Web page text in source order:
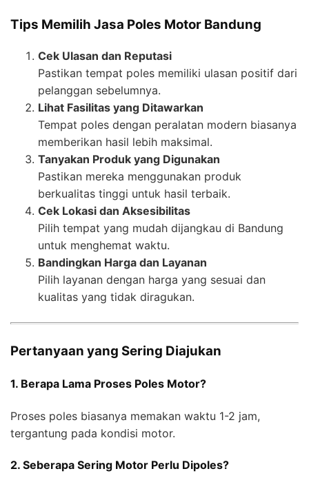
Tips Memilih Jasa Poles Motor Bandung
Cek Ulasan dan Reputasi
Pastikan tempat poles memiliki ulasan positif dari
pelanggan sebelumnya.
Lihat Fasilitas yang Ditawarkan
Tempat poles dengan peralatan modern biasanya
memberikan hasil lebih maksimal.
Tanyakan Produk yang Digunakan
Pastikan mereka menggunakan produk
berkualitas tinggi untuk hasil terbaik.
Cek Lokasi dan Aksesibilitas
Pilih tempat yang mudah dijangkau di Bandung
untuk menghemat waktu.
Bandingkan Harga dan Layanan
Pilih layanan dengan harga yang sesuai dan
kualitas yang tidak diragukan.
Pertanyaan yang Sering Diajukan
1. Berapa Lama Proses Poles Motor?
Proses poles biasanya memakan waktu 1-2 jam,
tergantung pada kondisi motor.
2. Seberapa Sering Motor Perlu Dipoles?